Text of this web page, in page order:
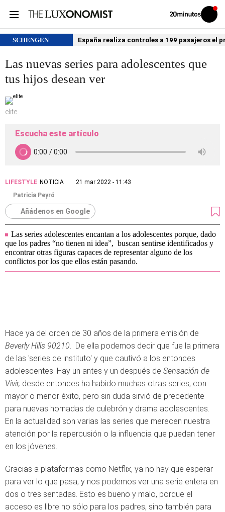
Volver
Iniciar
sesión
SCHENGEN España realiza controles a 199 pasajeros el
Las nuevas series para adolescentes que
tus hijos desean ver
elite
Escucha este artículo
LIFESTYLE NOTICIA
21 mar 2022 - 11:43
Patricia Peyró
Añádenos en Google
Las series adolescentes encantan a los adolescentes porque, dado
que los padres “no tienen ni idea”, buscan sentirse identificados y
encontrar otras figuras capaces de representar alguno de los
conflictos por los que ellos están pasando.
Hace ya del orden de 30 años de la primera emisión de
Beverly Hills 90210. De ella podemos decir que fue la primera
de las 'series de instituto' y que cautivó a los entonces
adolescentes. Hay un antes y un después de Sensación de
Vivir, desde entonces ha habido muchas otras series, con
mayor o menor éxito, pero sin duda sirvió de precedente
para nuevas hornadas de culebrón y drama adolescentes.
En la actualidad son varias las series que merecen nuestra
atención por la repercusión o la influencia que puedan tener
en los jóvenes.
Gracias a plataformas como Netflix, ya no hay que esperar
para ver lo que pasa, y nos podemos ver una serie entera en
dos o tres sentadas. Esto es bueno y malo, porque el
acceso es libre no sólo para los padres, sino también para